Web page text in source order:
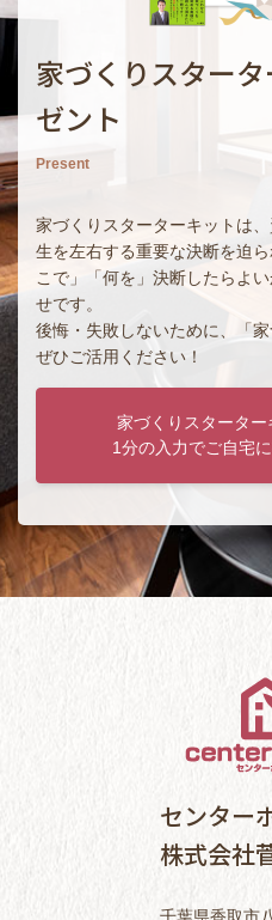
家づくりスター
ゼント
Present
家づくりスターターキットは
生を左右する重要な決断を迫
こで」「何を」決断したらよ
せです。
後悔・失敗しないために、「
ぜひご活用ください！
家づくりスターター
1分の入力でご自宅
センター
株式会社
千葉県香取市